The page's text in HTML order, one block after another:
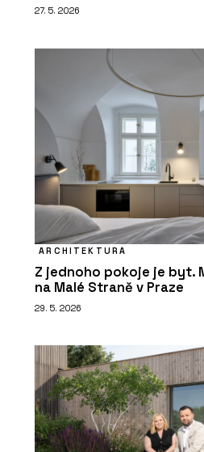
27. 5. 2026
ARCHITEKTURA
Z jednoho pokoje je byt.
na Malé Straně v Praze
29. 5. 2026